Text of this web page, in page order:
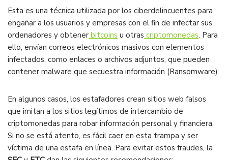
Esta es una técnica utilizada por los ciberdelincuentes para
engañar a los usuarios y empresas con el fin de infectar sus
ordenadores y obtener bitcoins u otras criptomonedas. Para
ello, envían correos electrónicos masivos con elementos
infectados, como enlaces o archivos adjuntos, que pueden
contener malware que secuestra información (Ransomware)
En algunos casos, los estafadores crean sitios web falsos
que imitan a los sitios legítimos de intercambio de
criptomonedas para robar información personal y financiera.
Si no se está atento, es fácil caer en esta trampa y ser
víctima de una estafa en línea. Para evitar estos fraudes, la